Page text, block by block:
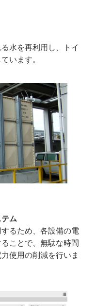
水を再利用し、トイ
います。
ム
るため、各設備の電
ことで、無駄な時間
使用の削減を行いま